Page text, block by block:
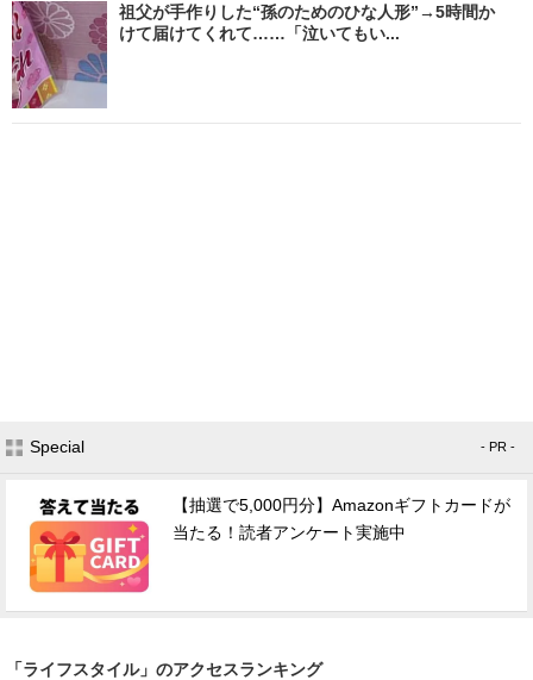
祖父が手作りした“孫のためのひな人形”→5時間か
けて届けてくれて……「泣いてもい...
Special - PR -
【抽選で5,000円分】Amazonギフトカードが
当たる！読者アンケート実施中
「ライフスタイル」のアクセスランキング